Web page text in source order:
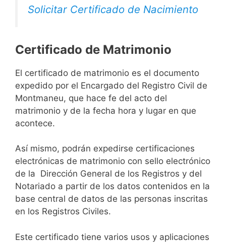
Solicitar Certificado de Nacimiento
Certificado de Matrimonio
El certificado de matrimonio es el documento
expedido por el Encargado del Registro Civil de
Montmaneu, que hace fe del acto del
matrimonio y de la fecha hora y lugar en que
acontece.
Así mismo, podrán expedirse certificaciones
electrónicas de matrimonio con sello electrónico
de la Dirección General de los Registros y del
Notariado a partir de los datos contenidos en la
base central de datos de las personas inscritas
en los Registros Civiles.
Este certificado tiene varios usos y aplicaciones